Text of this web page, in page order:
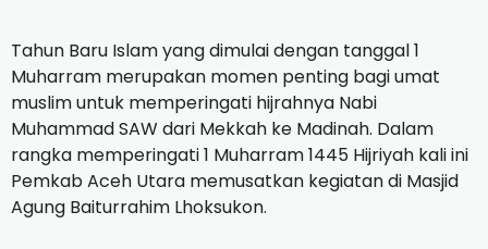
Tahun Baru Islam yang dimulai dengan tanggal 1
Muharram merupakan momen penting bagi umat
muslim untuk memperingati hijrahnya Nabi
Muhammad SAW dari Mekkah ke Madinah. Dalam
rangka memperingati 1 Muharram 1445 Hijriyah kali ini
Pemkab Aceh Utara memusatkan kegiatan di Masjid
Agung Baiturrahim Lhoksukon.